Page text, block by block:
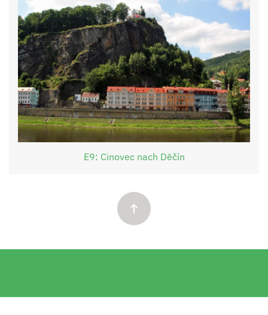
E9: Cinovec nach Dĕčín